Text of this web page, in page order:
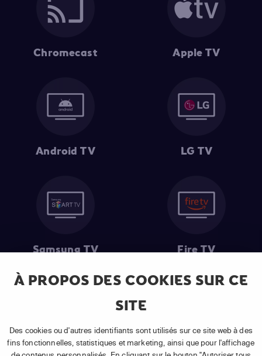
À PROPOS DES COOKIES SUR CE
SITE
Des cookies ou d'autres identifiants sont utilisés sur ce site web à des
fins fonctionnelles, statistiques et marketing, ainsi que pour l'affichage
Chromecast Apple TV
Android TV LG TV
Samsung TV Fire TV
souscription à un abonnement APP TV Basic.
(2) Prix de l'abonnement : TVA comprise, hors promotion, hors frais
uniques d'activation, hors frais de matériel et hors frais d'installation.